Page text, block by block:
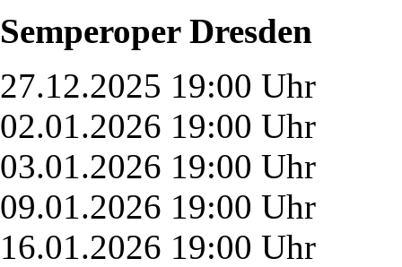
Semperoper Dresden
27.12.2025 19:00 Uhr
02.01.2026 19:00 Uhr
03.01.2026 19:00 Uhr
09.01.2026 19:00 Uhr
16.01.2026 19:00 Uhr